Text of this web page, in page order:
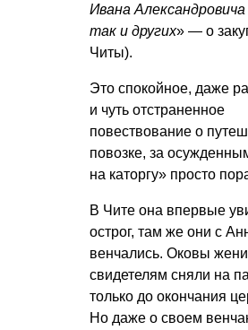
Ивана
так и других» — о
Читы).
Это спокойное, даже
и чуть отстраненное
повествование о
повозке, за
на каторгу» просто
В Чите она впервые
острог, там же они с
венчались. Оковы
свидетелям сняли на
только до окончания
Но даже о своем